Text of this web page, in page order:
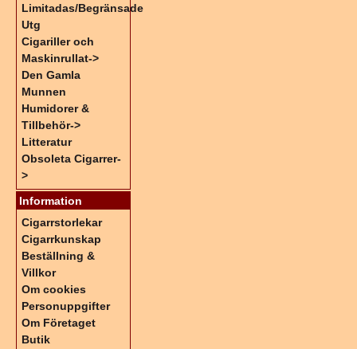
Limitadas/Begränsade
Utg
Cigariller och
Maskinrullat->
Den Gamla
Munnen
Humidorer &
Tillbehör->
Litteratur
Obsoleta Cigarrer-
>
Information
Cigarrstorlekar
Cigarrkunskap
Beställning &
Villkor
Om cookies
Personuppgifter
Om Företaget
Butik